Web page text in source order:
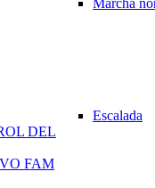
Marcha
Escalada
DEL
FAM